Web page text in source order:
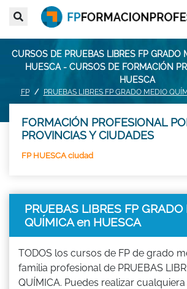
CURSOS DE PRUEBAS LIBRES FP GRADO
HUESCA - CURSOS DE FORMACIÓN
HUESCA
FP PRUEBAS LIBRES FP GRADO MEDIO
FORMACIÓN PROFESIONAL
PROVINCIAS Y CIUDADES
FP HUESCA ciudad
PRUEBAS LIBRES FP GRADO
QUÍMICA en HUESCA
TODOS los cursos de FP de grado
familia profesional de PRUEBAS
QUÍMICA. Puedes realizar